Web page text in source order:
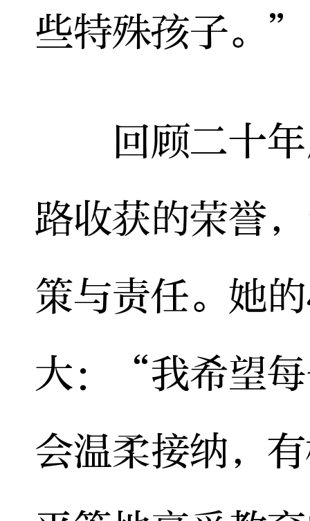
些特殊孩子。”
回顾二十年
路收获的荣誉
策与责任。她
大：“我希望
会温柔接纳，